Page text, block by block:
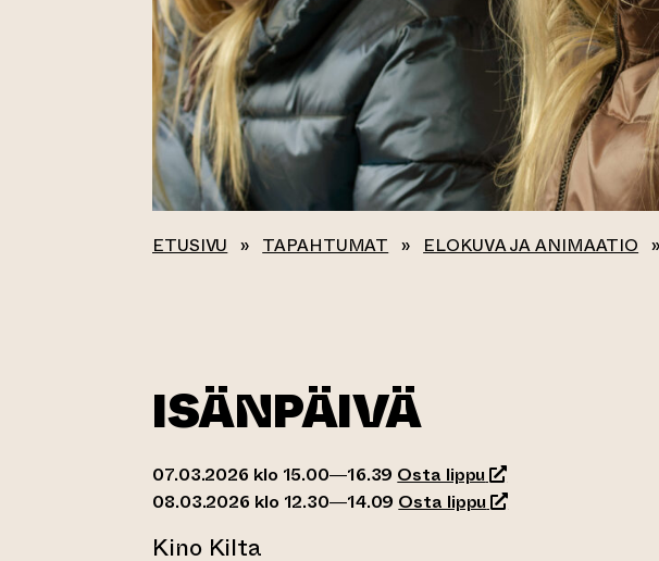
ETUSIVU » TAPAHTUMAT » ELOKUVA JA ANIMAATIO »
ISÄNPÄIVÄ
07.03.2026 klo 15.00—16.39 Osta lippu (siirtyy toiseen
08.03.2026 klo 12.30—14.09 Osta lippu (siirtyy toiseen
Kino Kilta